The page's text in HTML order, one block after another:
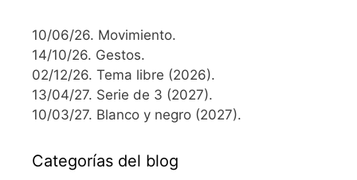
10/06/26. Movimiento.
14/10/26. Gestos.
02/12/26. Tema libre (2026).
13/04/27. Serie de 3 (2027).
10/03/27. Blanco y negro (2027).
Categorías del blog